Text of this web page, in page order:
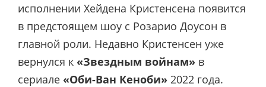
исполнении Хейдена Кристенсена появится
в предстоящем шоу с Розарио Доусон в
главной роли. Недавно Кристенсен уже
вернулся к «Звездным войнам» в
сериале «Оби-Ван Кеноби» 2022 года.